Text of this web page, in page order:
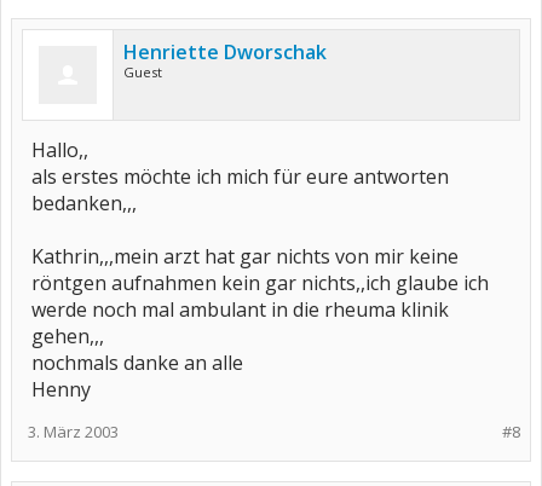
Henriette Dworschak
Guest
Hallo,,
als erstes möchte ich mich für eure antworten
bedanken,,,
Kathrin,,,mein arzt hat gar nichts von mir keine
röntgen aufnahmen kein gar nichts,,ich glaube ich
werde noch mal ambulant in die rheuma klinik
gehen,,,
nochmals danke an alle
Henny
#8
3. März 2003